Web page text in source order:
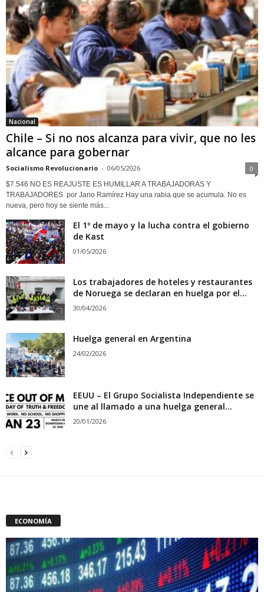
Nacional
Chile – Si no nos alcanza para vivir, que no les
alcance para gobernar
Socialismo Revolucionario - 06/05/2026 0
$7.546 NO ES REAJUSTE ES HUMILLAR A TRABAJADORAS Y
TRABAJADORES por Jano Ramírez Hay una rabia que se acumula. No es
nueva, pero hoy se siente más...
El 1º de mayo y la lucha contra el gobierno
de Kast
01/05/2026
Los trabajadores de hoteles y restaurantes
de Noruega se declaran en huelga por el...
30/04/2026
Huelga general en Argentina
24/02/2026
EEUU – El Grupo Socialista Independiente se
une al llamado a una huelga general...
20/01/2026
ECONOMÍA